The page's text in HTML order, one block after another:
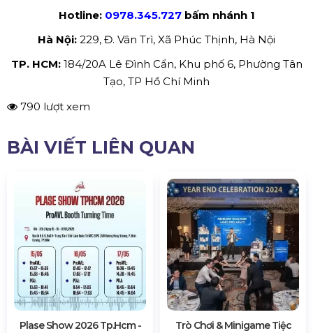
Hotline: 0978.345.727bấm nhánh 1
Hà Nội: 229, Đ. Vân Trì, Xã Phúc Thịnh, Hà Nội
TP. HCM:184/20A Lê Đình Cẩn, Khu phố 6, Phường Tân
Tạo, TP Hồ Chí Minh
790 lượt xem
BÀI VIẾT LIÊN QUAN
Plase Show 2026 Tp.hcm -
Trò Chơi & Minigame Tiệc